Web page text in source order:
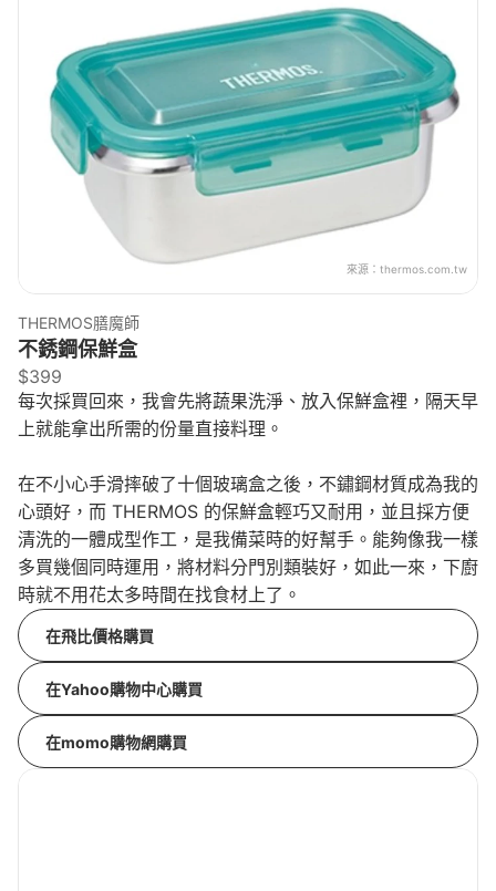
來源： thermos.com.tw
THERMOS膳魔師
不銹鋼保鮮盒
$399
每次採買回來，我會先將蔬果洗淨、放入保鮮盒裡，隔天早
上就能拿出所需的份量直接料理。
在不小心手滑摔破了十個玻璃盒之後，不鏽鋼材質成為我的
心頭好，而 THERMOS 的保鮮盒輕巧又耐用，並且採方便
清洗的一體成型作工，是我備菜時的好幫手。能夠像我一樣
多買幾個同時運用，將材料分門別類裝好，如此一來，下廚
時就不用花太多時間在找食材上了。
在飛比價格購買
在Yahoo購物中心購買
在momo購物網購買